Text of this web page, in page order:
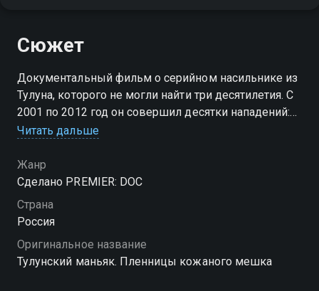
Сюжет
Документальный фильм о серийном насильнике из
Тулуна, которого не могли найти три десятилетия. С
2001 по 2012 год он совершил десятки нападений:
официально признался в 25 случаях, но по версии
— около полусотни. Две девушки стали жертвами
убийства. Преступника задержали почти случайно в
январе 2019 года. В фильме впервые женщины,
пережившие эти события, открыто и без страха
Пленницы кожаного мешка» — смотрите онлайн в
хорошем качестве.
Читать дальше
Жанр
Сделано PREMIER: DOC
Страна
Россия
Оригинальное название
Тулунский маньяк. Пленницы кожаного мешка